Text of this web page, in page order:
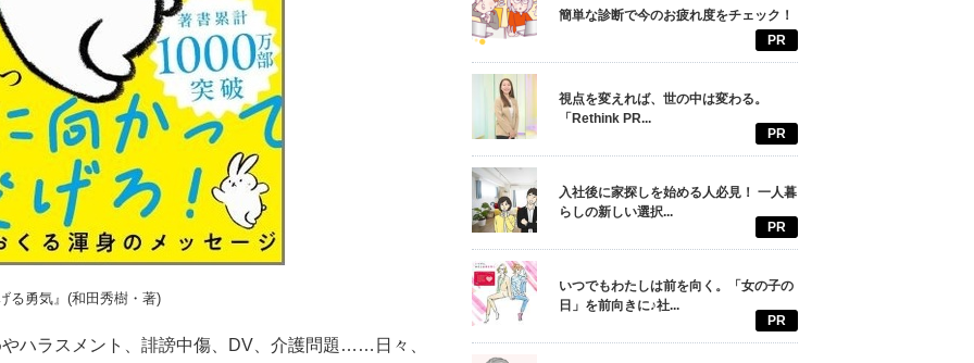
る勇気』(和田秀樹・著)
ハラスメント、誹謗中傷、DV、介護問題……日々、
簡単な診断で今のお疲れ度をチェック！
PR
視点を変えれば、世の中は変わる。
「Rethink PR...
PR
入社後に家探しを始める人必見！ 一人暮
らしの新しい選択...
PR
いつでもわたしは前を向く。「女の子の
日」を前向きに♪社...
PR